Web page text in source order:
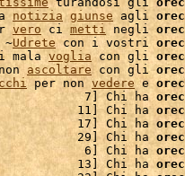
notizia giunse agli
vero ci metti negli
Udrete con i vostri
mala voglia con gli
ascoltare con gli
per non vedere e
7] Chi ha
11] Chi ha
17] Chi ha
29] Chi ha
6] Chi ha
13] Chi ha